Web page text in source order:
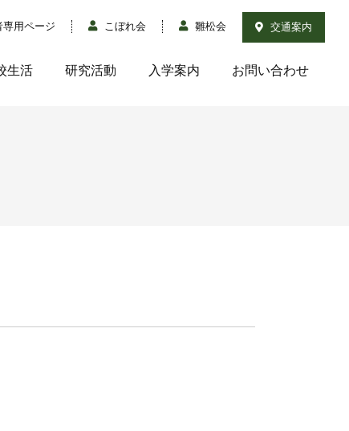
専用ページ こぼれ会 雛松会 交通案内
生活 研究活動 入学案内 お問い合わせ